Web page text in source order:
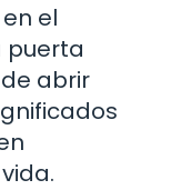
el
puerta
abrir